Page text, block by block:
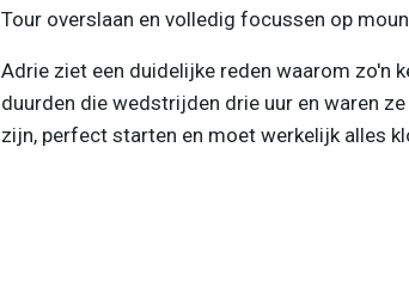
Tour overslaan en volledig focussen op
Adrie ziet een duidelijke reden waarom zo'n
duurden die wedstrijden drie uur en waren
zijn, perfect starten en moet werkelijk alles